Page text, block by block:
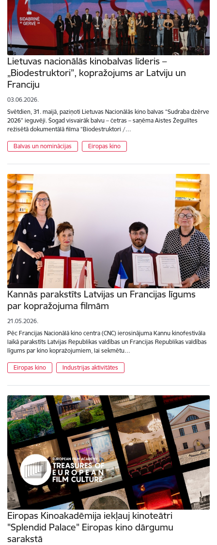
Lietuvas nacionālās kinobalvas līderis –
„Biodestruktori”, kopražojums ar Latviju un
Franciju
03.06.2026.
Svētdien, 31. maijā, paziņoti Lietuvas Nacionālās kino balvas “Sudraba dzērve
2026” ieguvēji. Šogad visvairāk balvu – četras – saņēma Aistes Žegulītes
režisētā dokumentālā filma “Biodestruktori /…
Balvas un nominācijas Eiropas kino
Kannās parakstīts Latvijas un Francijas līgums
par kopražojuma filmām
21.05.2026.
Pēc Francijas Nacionālā kino centra (CNC) ierosinājuma Kannu kinofestivāla
laikā parakstīts Latvijas Republikas valdības un Francijas Republikas valdības
līgums par kino kopražojumiem, lai sekmētu…
Eiropas kino Industrijas aktivitātes
Eiropas Kinoakadēmija iekļauj kinoteātri
"Splendid Palace" Eiropas kino dārgumu
sarakstā